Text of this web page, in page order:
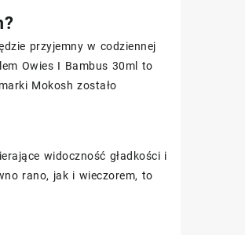
przyjemny w codziennej
Owies I Bambus 30ml to
Mokosh zostało
widoczność gładkości i
rano, jak i wieczorem, to